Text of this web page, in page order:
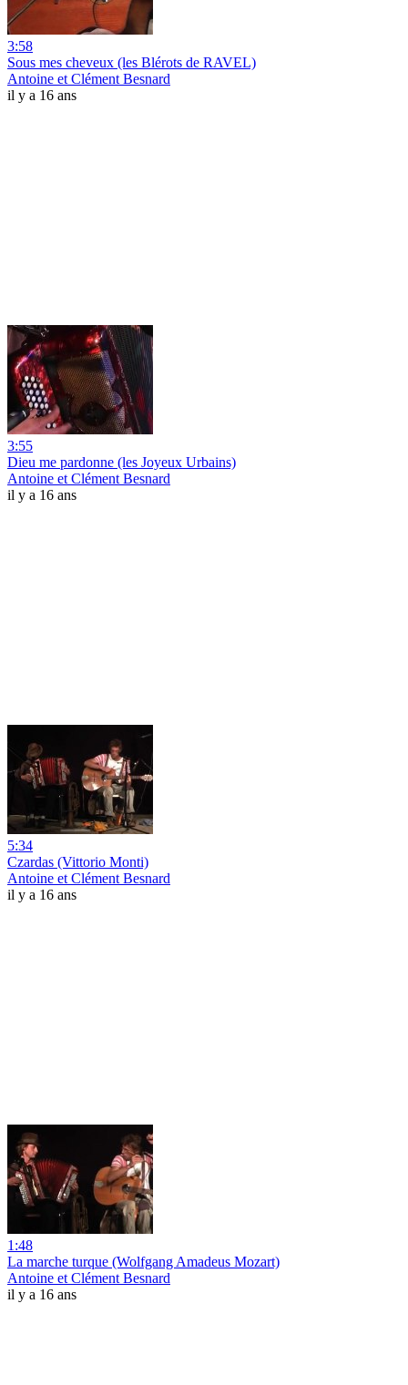
3:58
Sous mes cheveux (les Blérots de RAVEL)
Antoine et Clément Besnard
il y a 16 ans
3:55
Dieu me pardonne (les Joyeux Urbains)
Antoine et Clément Besnard
il y a 16 ans
5:34
Czardas (Vittorio Monti)
Antoine et Clément Besnard
il y a 16 ans
1:48
La marche turque (Wolfgang Amadeus Mozart)
Antoine et Clément Besnard
il y a 16 ans